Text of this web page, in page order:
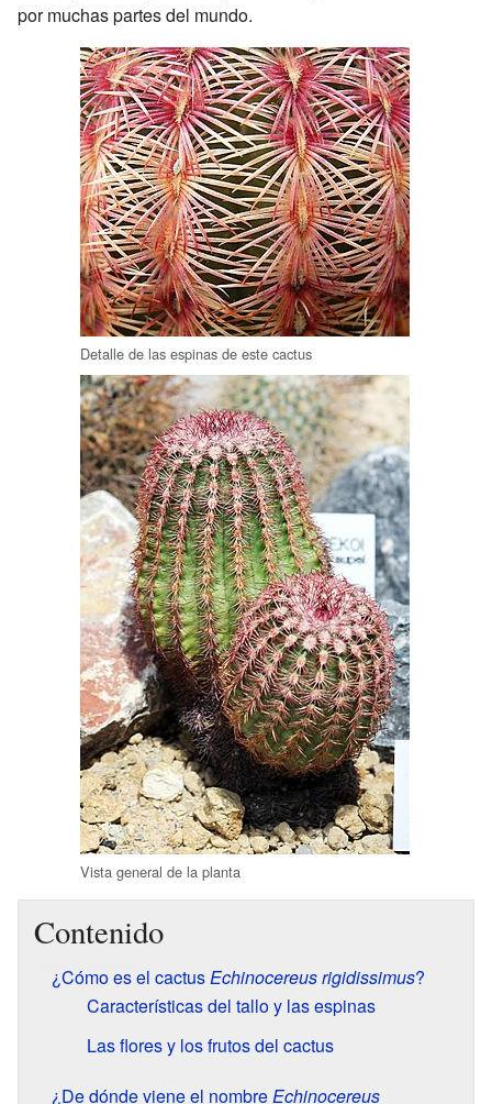
por muchas partes del mundo.
Detalle de las espinas de este cactus
Vista general de la planta
Contenido
¿Cómo es el cactusEchinocereus rigidissimus?
Características del tallo y las espinas
Las flores y los frutos del cactus
¿De dónde viene el nombreEchinocereus